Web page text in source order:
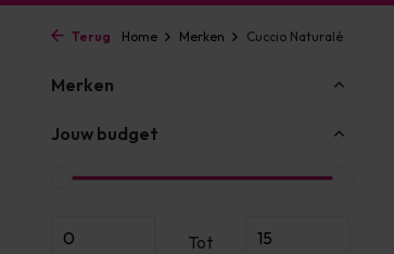
Terug Home Merken Cuccio Naturalé
Merken
Jouw budget
Tot